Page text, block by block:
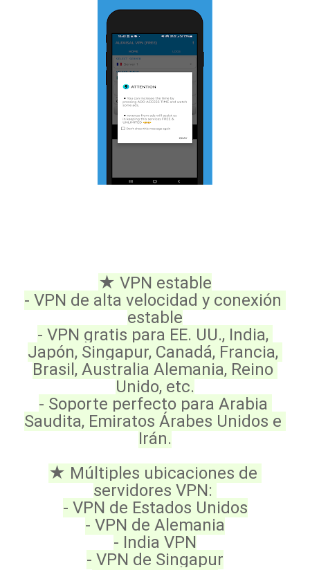
★ VPN estable
- VPN de alta velocidad y conexión
estable
- VPN gratis para EE. UU., India,
Japón, Singapur, Canadá, Francia,
Brasil, Australia Alemania, Reino
Unido, etc.
- Soporte perfecto para Arabia
Saudita, Emiratos Árabes Unidos e
Irán.
★ Múltiples ubicaciones de
servidores VPN:
- VPN de Estados Unidos
- VPN de Alemania
- India VPN
- VPN de Singapur